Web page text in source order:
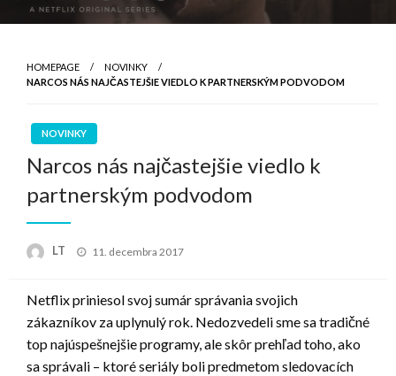
HOMEPAGE
NOVINKY
NARCOS NÁS NAJČASTEJŠIE VIEDLO K PARTNERSKÝM PODVODOM
NOVINKY
Narcos nás najčastejšie viedlo k
partnerským podvodom
LT
Posted
11. decembra 2017
Netflix priniesol svoj sumár správania svojich
zákazníkov za uplynulý rok. Nedozvedeli sme sa tradičné
top najúspešnejšie programy, ale skôr prehľad toho, ako
sa správali – ktoré seriály boli predmetom sledovacích